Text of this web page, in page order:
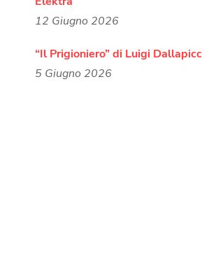
12 Giugno 2026
“Il Prigioniero” di Luigi
5 Giugno 2026